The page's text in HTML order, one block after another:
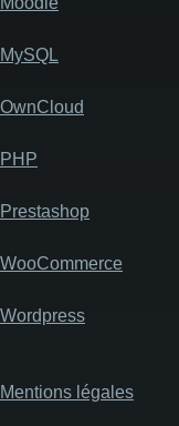
MySQL
OwnCloud
PHP
Prestashop
WooCommerce
Wordpress
Pied
Mentions légales